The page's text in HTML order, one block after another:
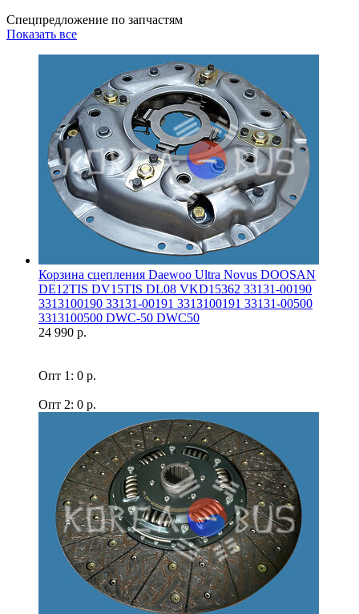
Спецпредложение по запчастям
Показать все
Корзина сцепления Daewoo Ultra Novus DOOSAN
DE12TIS DV15TIS DL08 VKD15362 33131-00190
3313100190 33131-00191 3313100191 33131-00500
3313100500 DWC-50 DWC50
24 990 р.
Опт 1: 0 р.
Опт 2: 0 р.